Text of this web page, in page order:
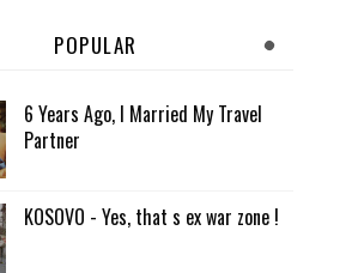
POPULAR
6 Years Ago, I Married My Travel
Partner
KOSOVO - Yes, that s ex war zone !